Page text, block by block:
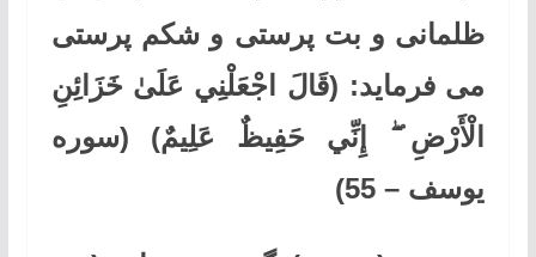
ظلمانی و بت پرستی و شکم پرستی
می فرماید: (قَالَ اجْعَلْنِي عَلَىٰ خَزَائِنِ
الْأَرْضِ ۖ إِنِّي حَفِيظٌ عَلِيمٌ) (سوره
یوسف –
55)